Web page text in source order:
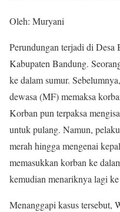
Oleh: Muryani
Perundungan terjadi di
Kabupaten Bandung.
ke dalam sumur.
dewasa (MF) memaksa
Korban pun terpaksa
untuk pulang. Namun,
merah hingga mengenai
memasukkan korban ke
kemudian menariknya lagi ke
Menanggapi kasus